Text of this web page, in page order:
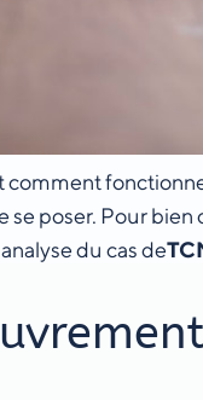
comment
se poser. Pour
du cas de